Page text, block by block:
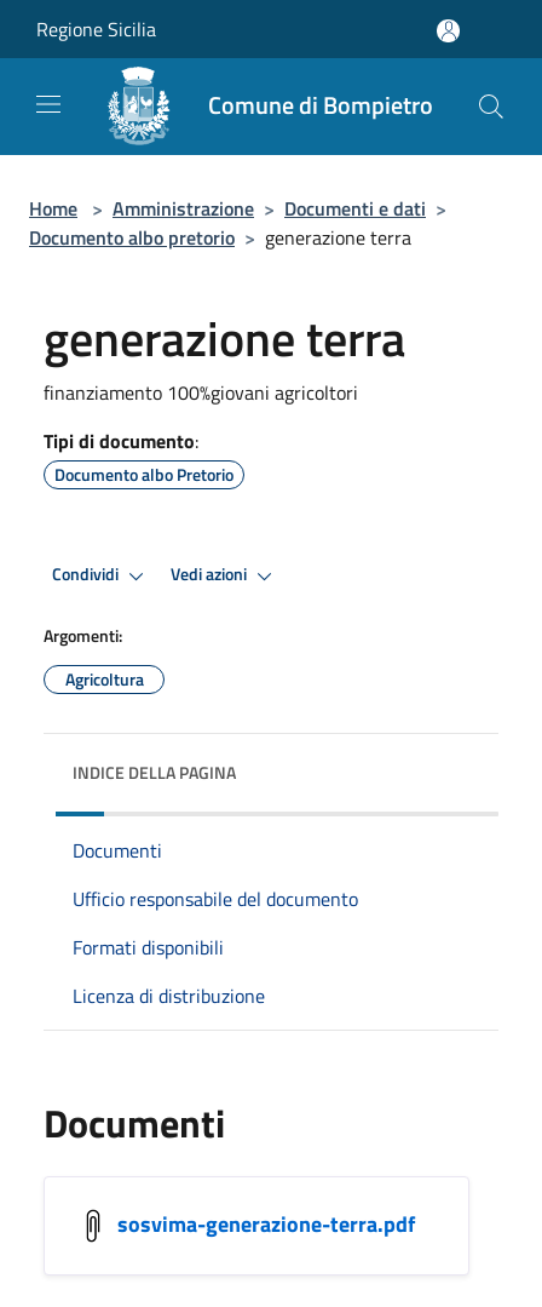
Regione Sicilia
Comune di Bompietro
Home > Amministrazione > Documenti e dati >
Documento albo pretorio > generazione terra
generazione terra
finanziamento 100%giovani agricoltori
Tipi di documento:
Documento albo Pretorio
Condividi Vedi azioni
Argomenti:
Agricoltura
INDICE DELLA PAGINA
Documenti
Ufficio responsabile del documento
Formati disponibili
Licenza di distribuzione
Documenti
sosvima-generazione-terra.pdf